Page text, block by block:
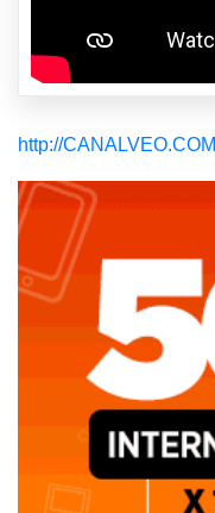
http://CANALVEO.COM